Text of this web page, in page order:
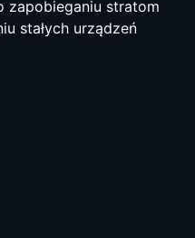
zapobieganiu stratom
stałych urządzeń